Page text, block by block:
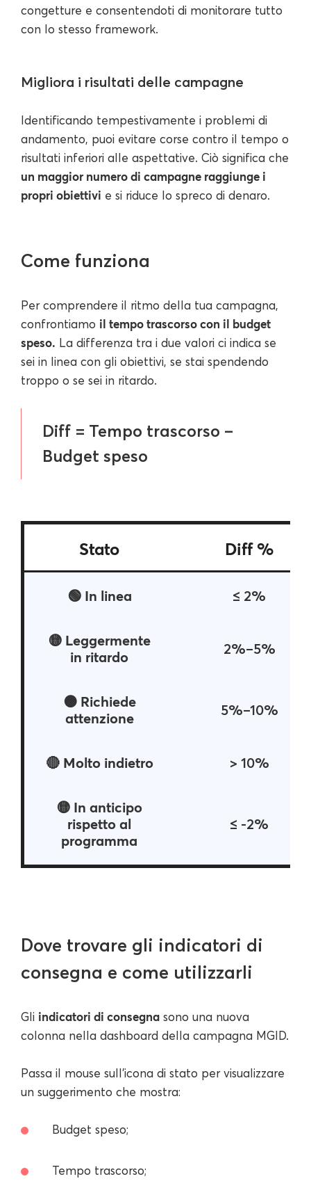
congetture e consentendoti di monitorare tutto
con lo stesso framework.
Migliora i risultati delle campagne
Identificando tempestivamente i problemi di
andamento, puoi evitare corse contro il tempo o
risultati inferiori alle aspettative. Ciò significa che
un maggior numero di campagne raggiunge i
propri obiettivi e si riduce lo spreco di denaro.
Come funziona
Per comprendere il ritmo della tua campagna,
confrontiamo il tempo trascorso con il budget
speso. La differenza tra i due valori ci indica se
sei in linea con gli obiettivi, se stai spendendo
troppo o se sei in ritardo.
Diff = Tempo trascorso –
Budget speso
Stato Diff %
🟢 In linea ≤ 2%
🟡 Leggermente
in ritardo
2%–5%
🟠 Richiede
attenzione
5%–10%
🔴 Molto indietro > 10%
🟡 In anticipo
rispetto al
programma
≤ -2%
Dove trovare gli indicatori di
consegna e come utilizzarli
Gli indicatori di consegna sono una nuova
colonna nella dashboard della campagna MGID.
Passa il mouse sull'icona di stato per visualizzare
un suggerimento che mostra:
Budget speso;
Tempo trascorso;